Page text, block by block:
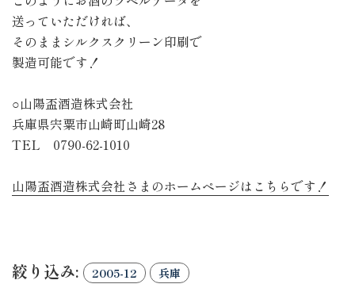
送っていただければ、
そのままシルクスクリーン印刷で
製造可能です！
○山陽盃酒造株式会社
兵庫県宍粟市山崎町山崎28
TEL 0790-62-1010
山陽盃酒造株式会社さまのホームページはこちらです！
絞り込み: 2005-12 兵庫